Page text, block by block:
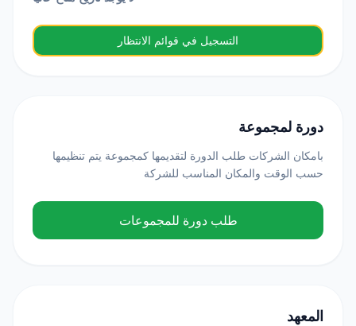
التسجيل في قوائم الانتظار
دورة لمجموعة
بامكان الشركات طلب الدورة لتقديمها كمجموعة يتم تنظيمها
حسب الوقت والمكان المناسب للشركة
طلب دورة للمجموعات
المعهد